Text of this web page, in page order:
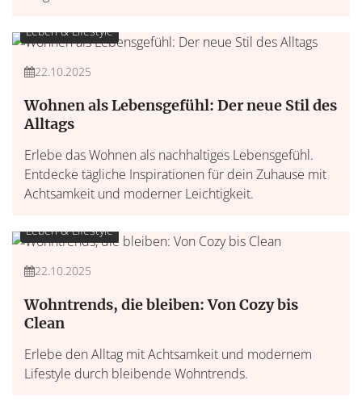
Leben & Lifestyle
22.10.2025
Wohnen als Lebensgefühl: Der neue Stil des
Alltags
Erlebe das Wohnen als nachhaltiges Lebensgefühl.
Entdecke tägliche Inspirationen für dein Zuhause mit
Achtsamkeit und moderner Leichtigkeit.
Leben & Lifestyle
22.10.2025
Wohntrends, die bleiben: Von Cozy bis
Clean
Erlebe den Alltag mit Achtsamkeit und modernem
Lifestyle durch bleibende Wohntrends.